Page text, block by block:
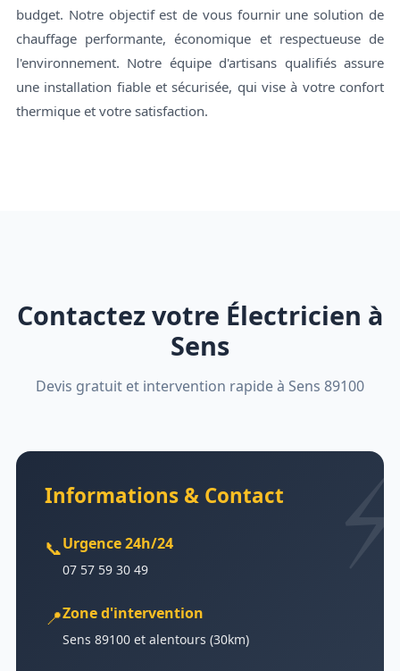
budget. Notre objectif est de vous fournir une solution de
chauffage performante, économique et respectueuse de
l'environnement. Notre équipe d'artisans qualifiés assure
une installation fiable et sécurisée, qui vise à votre confort
thermique et votre satisfaction.
Contactez votre Électricien à
Sens
Devis gratuit et intervention rapide à Sens 89100
Informations & Contact
📞Urgence 24h/24
07 57 59 30 49
📍Zone d'intervention
Sens 89100 et alentours (30km)